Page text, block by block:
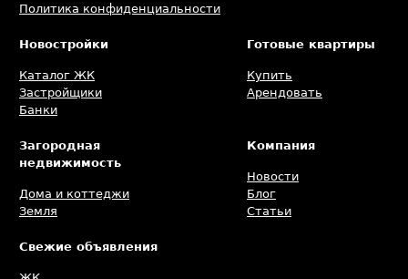
Политика конфиденциальности
Новостройки
Каталог ЖК
Застройщики
Банки
Готовые квартиры
Купить
Арендовать
Загородная
недвижимость
Дома и коттеджи
Земля
Компания
Новости
Блог
Статьи
Свежие объявления